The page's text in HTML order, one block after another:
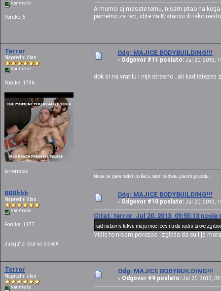
Van mreže
Poruke: 5
A momci aj masate temu, nisam pitao na
pametno za reci, idite na Krstaricu ili tako
Terror
Napredni član
Van mreže
Poruke: 1796
terroristes
Odg: MAJICE BODYBUILDING!!!
« Odgovor #11 poslato: Jul 20, 2013,
dok si na vratilu i nije strasno...ali kad
Nase ce sjene hodati po Becu ,lutati po dvoru , plasiti gospodu...
BBBbbb
Napredni član
Van mreže
Poruke: 1177
Jusqu'ici tout va bienâ€¦
Odg: MAJICE BODYBUILDING!!!
« Odgovor #10 poslato: Jul 20, 2013,
Citat: terror Jul 20, 2013, 09:55:13 posle
kad nabavis takvu maju moci ces i ti da radis takve
Vidis to nisam povezao. Izgleda da cu i ja
Terror
Napredni član
Van mreže
Odg: MAJICE BODYBUILDING!!!
« Odgovor #9 poslato: Jul 20, 2013,